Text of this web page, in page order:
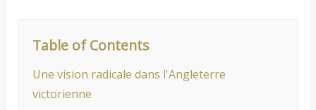
Table of Contents
Une vision radicale dans l'Angleterre
victorienne